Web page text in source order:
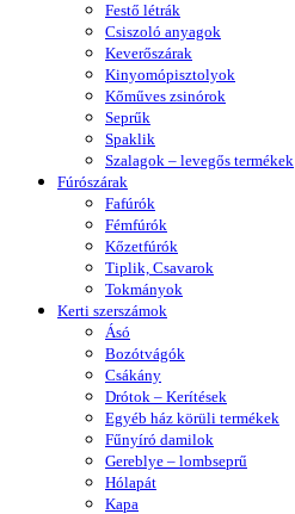
Festő létrák
Csiszoló anyagok
Keverőszárak
Kinyomópisztolyok
Kőműves zsinórok
Seprűk
Spaklik
Szalagok – levegős termékek
Fúrószárak
Fafúrók
Fémfúrók
Kőzetfúrók
Tiplik, Csavarok
Tokmányok
Kerti szerszámok
Ásó
Bozótvágók
Csákány
Drótok – Kerítések
Egyéb ház körüli termékek
Fűnyíró damilok
Gereblye – lombseprű
Hólapát
Kapa